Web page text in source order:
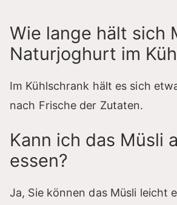
Wie lange hält sich
Naturjoghurt im
Im Kühlschrank hält es sich
nach Frische der Zutaten.
Kann ich das Müsli
essen?
Ja, Sie können das Müsli leicht